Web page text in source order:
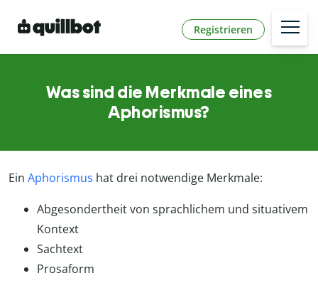
Registrieren
Was sind die Merkmale eines
Aphorismus?
Ein Aphorismus hat drei notwendige Merkmale:
Abgesondertheit von sprachlichem und situativem
Kontext
Sachtext
Prosaform